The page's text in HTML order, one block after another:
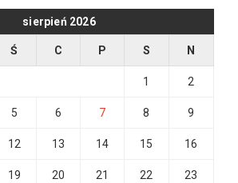
sierpień 2026
Ś C P S N
1 2
5 6 7 8 9
12 13 14 15 16
19 20 21 22 23